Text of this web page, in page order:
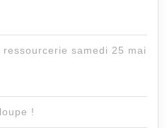
samedi 25 mai
!